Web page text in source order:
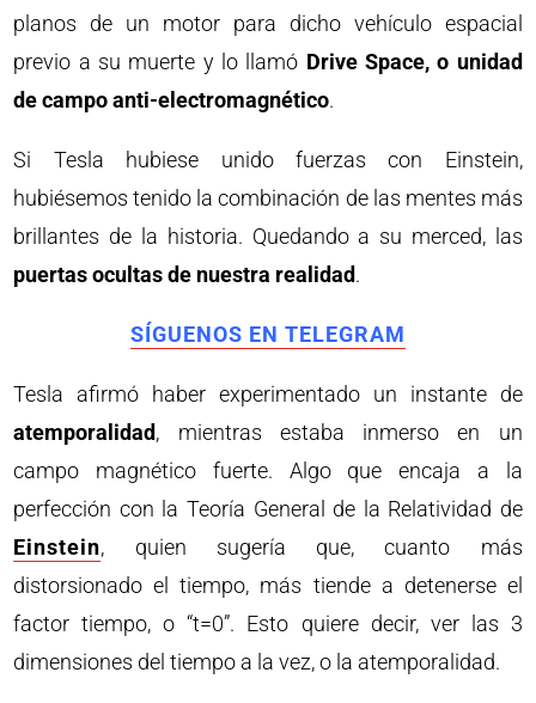
planos de un motor para dicho vehículo espacial
previo a su muerte y lo llamó Drive Space, o unidad
de campo anti-electromagnético.
Si Tesla hubiese unido fuerzas con Einstein,
hubiésemos tenido la combinación de las mentes más
brillantes de la historia. Quedando a su merced, las
puertas ocultas de nuestra realidad.
SÍGUENOS EN TELEGRAM
Tesla afirmó haber experimentado un instante de
atemporalidad, mientras estaba inmerso en un
campo magnético fuerte. Algo que encaja a la
perfección con la Teoría General de la Relatividad de
Einstein, quien sugería que, cuanto más
distorsionado el tiempo, más tiende a detenerse el
factor tiempo, o “t=0”. Esto quiere decir, ver las 3
dimensiones del tiempo a la vez, o la atemporalidad.